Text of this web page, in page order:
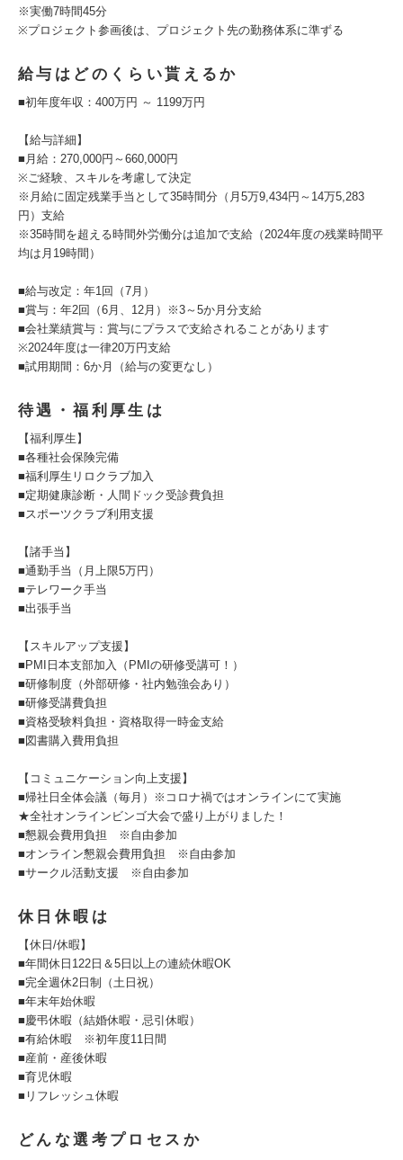
※実働7時間45分
※プロジェクト参画後は、プロジェクト先の勤務体系に準ずる
給与はどのくらい貰えるか
■初年度年収：400万円 ～ 1199万円
【給与詳細】
■月給：270,000円～660,000円
※ご経験、スキルを考慮して決定
※⽉給に固定残業⼿当として35時間分（⽉5万9,434円～14万5,283
円）⽀給
※35時間を超える時間外労働分は追加で⽀給（2024年度の残業時間平
均は月19時間）
■給与改定：年1回（7⽉）
■賞与：年2回（6⽉、12⽉）※3～5か⽉分⽀給
■会社業績賞与：賞与にプラスで支給されることがあります
※2024年度は一律20万円支給
■試⽤期間：6か⽉（給与の変更なし）
待遇・福利厚生は
【福利厚生】
■各種社会保険完備
■福利厚生リロクラブ加入
■定期健康診断・人間ドック受診費負担
■スポーツクラブ利用支援
【諸⼿当】
■通勤手当（月上限5万円）
■テレワーク手当
■出張⼿当
【スキルアップ⽀援】
■PMI日本支部加入（PMIの研修受講可！）
■研修制度（外部研修・社内勉強会あり）
■研修受講費負担
■資格受験料負担・資格取得一時金支給
■図書購入費用負担
【コミュニケーション向上支援】
■帰社日全体会議（毎月）※コロナ禍ではオンラインにて実施
★全社オンラインビンゴ大会で盛り上がりました！
■懇親会費用負担 ※自由参加
■オンライン懇親会費用負担 ※自由参加
■サークル活動支援 ※自由参加
休日休暇は
【休日/休暇】
■年間休⽇122⽇＆5⽇以上の連続休暇OK
■完全週休2⽇制（⼟⽇祝）
■年末年始休暇
■慶弔休暇（結婚休暇・忌引休暇）
■有給休暇 ※初年度11⽇間
■産前・産後休暇
■育児休暇
■リフレッシュ休暇
どんな選考プロセスか